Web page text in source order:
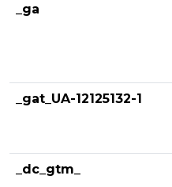
_ga
_gat_UA-12125132-1
_dc_gtm_